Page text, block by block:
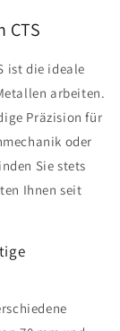
CTS
ist die ideale
arbeiten.
Präzision für
oder
Sie stets
Ihnen seit